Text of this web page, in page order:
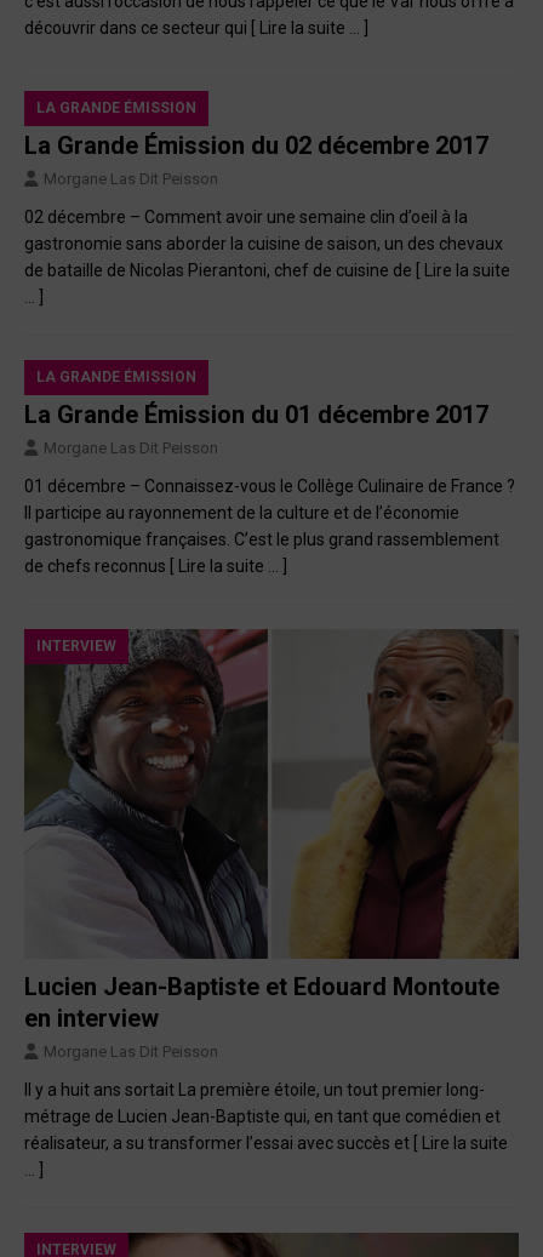
découvrir dans ce secteur qui [ Lire la suite … ]
LA GRANDE ÉMISSION
La Grande Émission du 02 décembre 2017
Morgane Las Dit Peisson
02 décembre – Comment avoir une semaine clin d’oeil à la
gastronomie sans aborder la cuisine de saison, un des chevaux
de bataille de Nicolas Pierantoni, chef de cuisine de [ Lire la suite
… ]
LA GRANDE ÉMISSION
La Grande Émission du 01 décembre 2017
Morgane Las Dit Peisson
01 décembre – Connaissez-vous le Collège Culinaire de France ?
Il participe au rayonnement de la culture et de l’économie
gastronomique françaises. C’est le plus grand rassemblement
de chefs reconnus [ Lire la suite … ]
INTERVIEW
Lucien Jean-Baptiste et Edouard Montoute
en interview
Morgane Las Dit Peisson
Il y a huit ans sortait La première étoile, un tout premier long-
métrage de Lucien Jean-Baptiste qui, en tant que comédien et
réalisateur, a su transformer l’essai avec succès et [ Lire la suite
… ]
INTERVIEW